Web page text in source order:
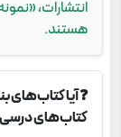
انتشارات،
هستند.
❓آیا کتاب‌های
کتاب‌های